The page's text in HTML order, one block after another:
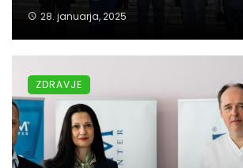
28. januarja, 2025
ZDRAVJE